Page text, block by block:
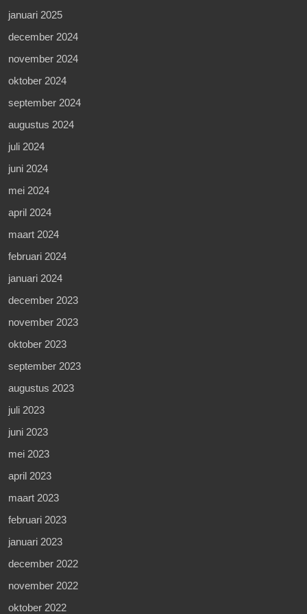
januari 2025
december 2024
november 2024
oktober 2024
september 2024
augustus 2024
juli 2024
juni 2024
mei 2024
april 2024
maart 2024
februari 2024
januari 2024
december 2023
november 2023
oktober 2023
september 2023
augustus 2023
juli 2023
juni 2023
mei 2023
april 2023
maart 2023
februari 2023
januari 2023
december 2022
november 2022
oktober 2022